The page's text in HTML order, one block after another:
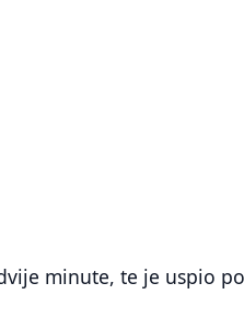
minute, te je uspio